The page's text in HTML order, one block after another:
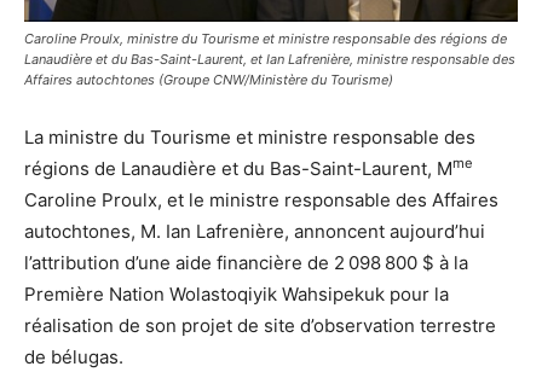
Caroline Proulx, ministre du Tourisme et ministre responsable des régions de
Lanaudière et du Bas-Saint-Laurent, et Ian Lafrenière, ministre responsable des
Affaires autochtones (Groupe CNW/Ministère du Tourisme)
La ministre du Tourisme et ministre responsable des
régions de Lanaudière et du Bas-Saint-Laurent, Mme
Caroline Proulx, et le ministre responsable des Affaires
autochtones, M. Ian Lafrenière, annoncent aujourd’hui
l’attribution d’une aide financière de 2 098 800 $ à la
Première Nation Wolastoqiyik Wahsipekuk pour la
réalisation de son projet de site d’observation terrestre
de bélugas.